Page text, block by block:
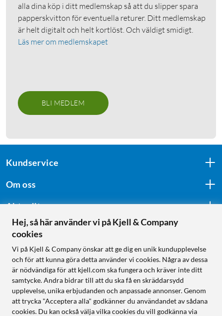
alla dina köp i ditt medlemskap så att du slipper spara
papperskvitton för eventuella returer. Ditt medlemskap
är helt digitalt och helt kortlöst. Och väldigt smidigt.
Läs mer om medlemskapet
BLI MEDLEM
Kundservice
Om oss
Aktuellt
Följ oss
Handla från:
Sverige
Hej, så här använder vi på Kjell & Company
cookies
Vi på Kjell & Company önskar att ge dig en unik kundupplevelse
och för att kunna göra detta använder vi cookies. Några av dessa
är nödvändiga för att kjell.com ska fungera och kräver inte ditt
samtycke. Andra bidrar till att du ska få en skräddarsydd
upplevelse, unika erbjudanden och anpassade annonser. Genom
att trycka "Acceptera alla" godkänner du användandet av sådana
cookies. Du kan också välja vilka cookies du vill godkänna via